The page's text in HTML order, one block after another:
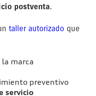
postventa.
taller autorizado que
marca
preventivo
servicio